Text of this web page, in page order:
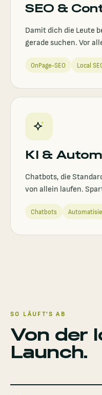
SEO &
Damit dich die Leute
gerade suchen. Vor
OnPage-SEO Local
KI &
Chatbots, die
von allein laufen.
Chatbots
SO LÄUFT'S AB
Von der
Launch.